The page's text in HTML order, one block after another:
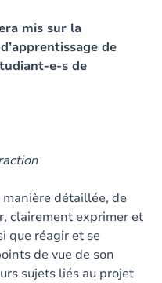
mis sur la
de
e-s de
manière détaillée, de
clairement exprimer et
que réagir et se
de vue de son
sujets liés au projet